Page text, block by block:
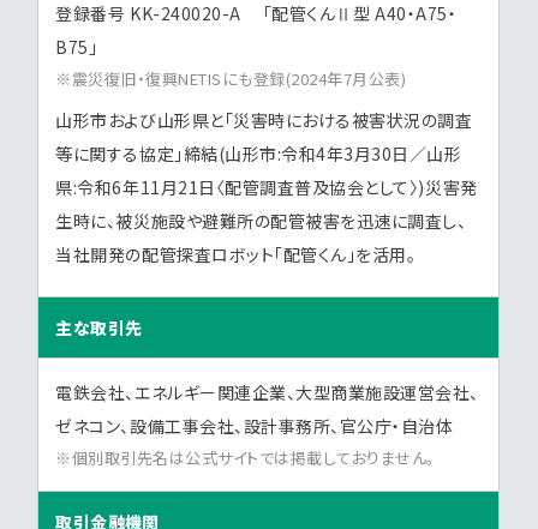
登録番号 KK-240020-A 「配管くんⅡ型 A40・A75・
B75」
震災復旧・復興NETISにも登録(2024年7月公表)
山形市および山形県と「災害時における被害状況の調査
等に関する協定」締結(山形市:令和4年3月30日／山形
県:令和6年11月21日〈配管調査普及協会として〉)災害発
生時に、被災施設や避難所の配管被害を迅速に調査し、
当社開発の配管探査ロボット「配管くん」を活用。
主な取引先
電鉄会社、エネルギー関連企業、大型商業施設運営会社、
ゼネコン、設備工事会社、設計事務所、官公庁・自治体
個別取引先名は公式サイトでは掲載しておりません。
取引金融機関